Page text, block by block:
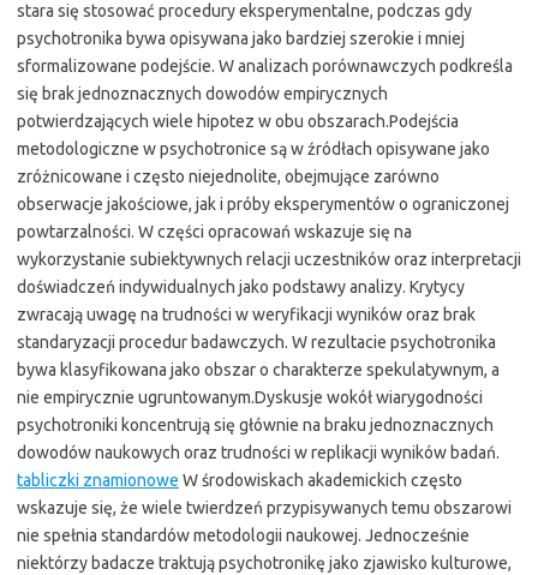
stara się stosować procedury eksperymentalne, podczas gdy
psychotronika bywa opisywana jako bardziej szerokie i mniej
sformalizowane podejście. W analizach porównawczych podkreśla
się brak jednoznacznych dowodów empirycznych
potwierdzających wiele hipotez w obu obszarach.Podejścia
metodologiczne w psychotronice są w źródłach opisywane jako
zróżnicowane i często niejednolite, obejmujące zarówno
obserwacje jakościowe, jak i próby eksperymentów o ograniczonej
powtarzalności. W części opracowań wskazuje się na
wykorzystanie subiektywnych relacji uczestników oraz interpretacji
doświadczeń indywidualnych jako podstawy analizy. Krytycy
zwracają uwagę na trudności w weryfikacji wyników oraz brak
standaryzacji procedur badawczych. W rezultacie psychotronika
bywa klasyfikowana jako obszar o charakterze spekulatywnym, a
nie empirycznie ugruntowanym.Dyskusje wokół wiarygodności
psychotroniki koncentrują się głównie na braku jednoznacznych
dowodów naukowych oraz trudności w replikacji wyników badań.
tabliczki znamionowe W środowiskach akademickich często
wskazuje się, że wiele twierdzeń przypisywanych temu obszarowi
nie spełnia standardów metodologii naukowej. Jednocześnie
niektórzy badacze traktują psychotronikę jako zjawisko kulturowe,